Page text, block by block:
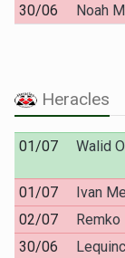
30/06
Noah
Heracles
01/07 Walid
01/07
Ivan
02/07
30/06